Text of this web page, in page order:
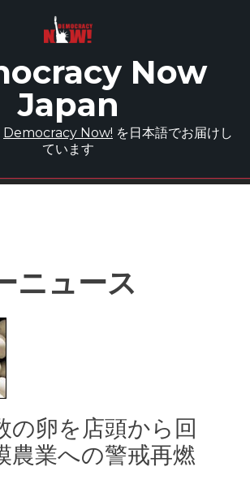
Now
Japan
Democracy Now! を日本語でお届けし
ています
ニュース
の卵を店頭から回
業への警戒再燃